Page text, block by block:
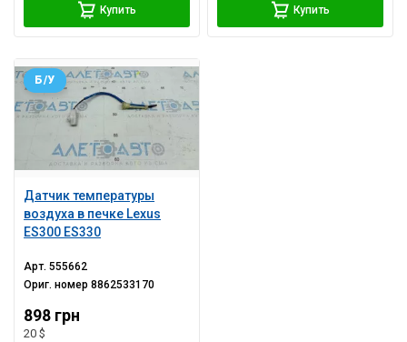
Купить Купить
Датчик температуры
воздуха в печке Lexus
ES300 ES330
Б/У
Арт.555662
Ориг. номер8862533170
898 грн
20 $